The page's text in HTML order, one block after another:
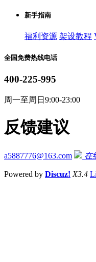
新手指南
福利资源 架设教程
全国免费热线电话
400-225-995
周一至周日9:00-23:00
反馈建议
a5887776@163.com 在
Powered by Discuz! X3.4